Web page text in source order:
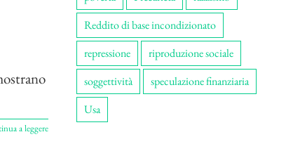
a leggere
Reddito di base incondizionato
repressione
riproduzione sociale
soggettività
speculazione finanziaria
Usa